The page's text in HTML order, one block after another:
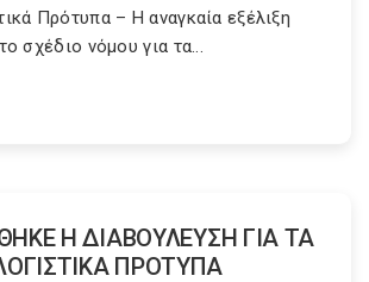
Πρότυπα – Η αναγκαία εξέλιξη
σχέδιο νόμου για τα...
Η ΔΙΑΒΟΥΛΕΥΣΗ ΓΙΑ ΤΑ
ΠΡΟΤΥΠΑ